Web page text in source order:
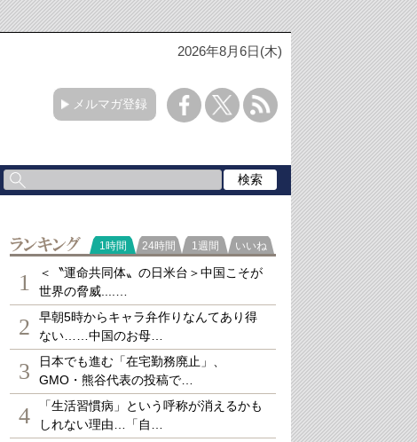
2026年8月6日(木)
メルマガ登録
ランキング
1時間 24時間 1週間 いいね
1
＜〝運命共同体〟の日米台＞中国こそが
世界の脅威....…
2
早朝5時からキャラ弁作りなんてあり得
ない……中国のお母…
3
日本でも進む「在宅勤務廃止」、
GMO・熊谷代表の投稿で…
4
「生活習慣病」という呼称が消えるかも
しれない理由…「自…